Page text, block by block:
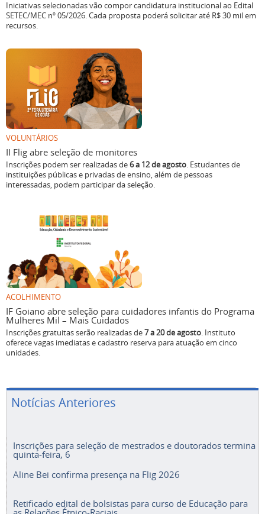
Iniciativas selecionadas vão compor candidatura institucional ao Edital
SETEC/MEC nº 05/2026. Cada proposta poderá solicitar até R$ 30 mil em
recursos.
VOLUNTÁRIOS
II Flig abre seleção de monitores
Inscrições podem ser realizadas de6 a 12 de agosto. Estudantes de
instituições públicas e privadas de ensino, além de pessoas
interessadas, podem participar da seleção.
ACOLHIMENTO
IF Goiano abre seleção para cuidadores infantis do Programa
Mulheres Mil – Mais Cuidados
Inscrições gratuitas serão realizadas de7 a 20 de agosto. Instituto
oferece vagas imediatas e cadastro reserva para atuação em cinco
unidades.
Notícias Anteriores
Inscrições para seleção de mestrados e doutorados termina
quinta-feira, 6
Aline Bei confirma presença na Flig 2026
Retificado edital de bolsistas para curso de Educação para